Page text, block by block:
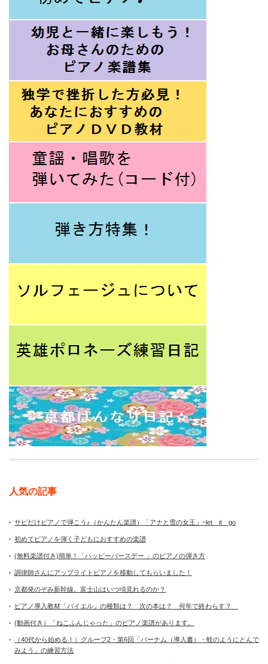
人気の記事
サビだけピアノで弾こう♪（かんたん楽譜）「アナと雪の女王」~let it go
初めてピアノを弾く子どもにおすすめの楽譜
(無料楽譜付き)簡単！「ハッピーバースデー 」のピアノの弾き方
調律師さんにアップライトピアノを移動してもらいました！
京都発のぞみ新幹線。富士山はいつ頃見れるのか？
ピアノ導入教材「バイエル」の種類は？ 次の本は？ 何年で終わらす？
(動画付き）「ねこふんじゃった」のピアノ楽譜があります。
（40代から始める！）グループ2・第6回「バーナム（導入書）・蛙のようにとんで
みよう」の練習方法